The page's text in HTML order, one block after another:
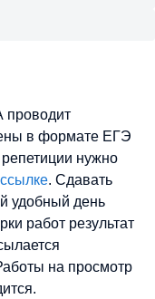
проводит
в формате ЕГЭ
нужно
. Сдавать
удобный день
работ результат
на просмотр